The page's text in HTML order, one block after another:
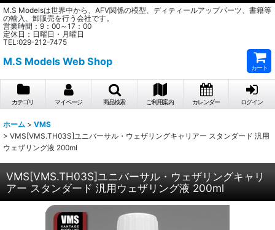
M.S Modelsは世界中から、AFV関係の模型、ディティールアップパーツ、書籍等
の輸入、卸販売を行う会社です。
営業時間：9：00～17：00
定休日：日曜日・月曜日
TEL:029-212-7475
M.S Models Web Shop
カート
カテゴリ マイページ 商品検索 ご利用案内 カレンダー ログイン
ホーム > VMS
> VMS[VMS.TH03S]ユニバーサル・ウェザリングキャリアー スタンダード 汎用
ウェザリング液 200ml
VMS[VMS.TH03S]ユニバーサル・ウェザリングキャリ
アー スタンダード 汎用ウェザリング液 200ml